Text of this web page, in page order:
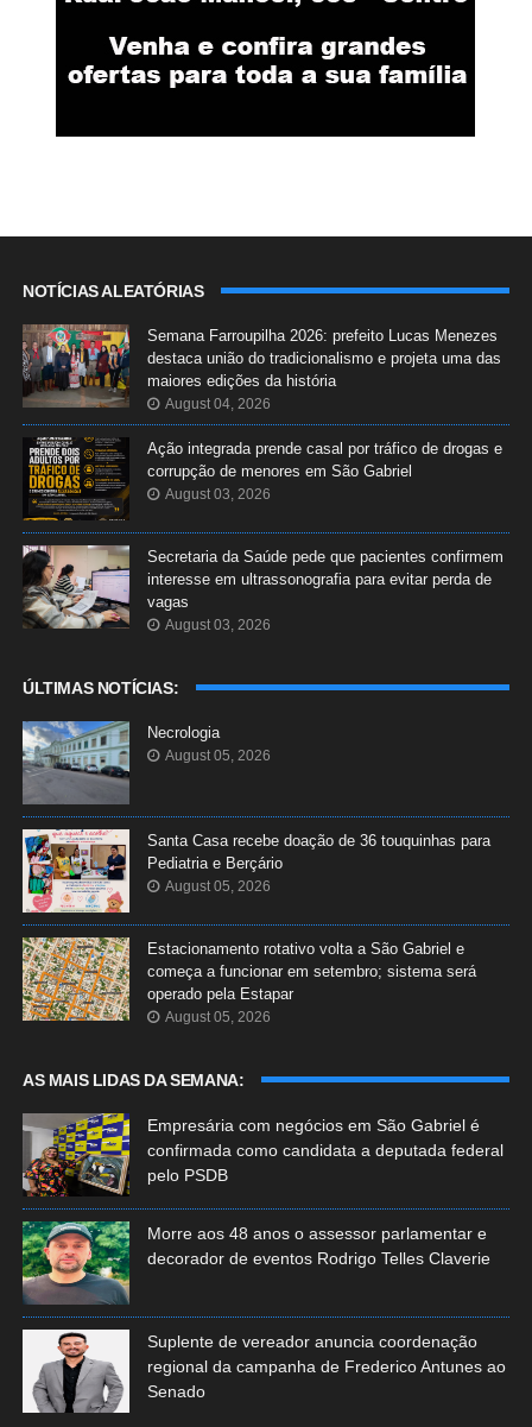
NOTÍCIAS ALEATÓRIAS
Semana Farroupilha 2026: prefeito Lucas Menezes
destaca união do tradicionalismo e projeta uma das
maiores edições da história
August 04, 2026
Ação integrada prende casal por tráfico de drogas e
corrupção de menores em São Gabriel
August 03, 2026
Secretaria da Saúde pede que pacientes confirmem
interesse em ultrassonografia para evitar perda de
vagas
August 03, 2026
ÚLTIMAS NOTÍCIAS:
Necrologia
August 05, 2026
Santa Casa recebe doação de 36 touquinhas para
Pediatria e Berçário
August 05, 2026
Estacionamento rotativo volta a São Gabriel e
começa a funcionar em setembro; sistema será
operado pela Estapar
August 05, 2026
AS MAIS LIDAS DA SEMANA:
Empresária com negócios em São Gabriel é
confirmada como candidata a deputada federal
pelo PSDB
Morre aos 48 anos o assessor parlamentar e
decorador de eventos Rodrigo Telles Claverie
Suplente de vereador anuncia coordenação
regional da campanha de Frederico Antunes ao
Senado